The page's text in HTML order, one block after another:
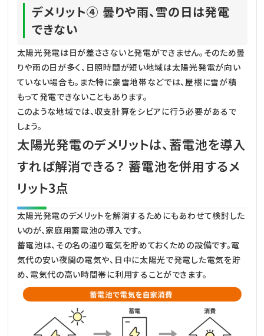
デメリット④ 曇りや雨、雪の日は発電
できない
太陽光発電は日が差ささないと発電ができません。そのため曇
りや雨の日が多く、日照時間が短い地域は太陽光発電が向い
ていない場合も。また特に豪雪地帯などでは、屋根に雪が積
もって発電できないこともあります。
このような地域では、収支計算をシビアに行う必要があるで
しょう。
太陽光発電のデメリットは、蓄電池を導入
すれば解消できる？ 蓄電池を併用するメ
リット3点
太陽光発電のデメリットを解消するためにもあわせて検討した
いのが、家庭用蓄電池の導入です。
蓄電池は、その名の通り電気を貯めておくための設備です。電
気代の安い夜間の電気や、日中に太陽光で発電した電気を貯
め、電気代の高い時間帯に利用することができます。